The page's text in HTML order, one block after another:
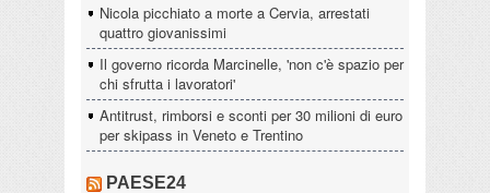
Nicola picchiato a morte a Cervia, arrestati
quattro giovanissimi
Il governo ricorda Marcinelle, 'non c'è spazio per
chi sfrutta i lavoratori'
Antitrust, rimborsi e sconti per 30 milioni di euro
per skipass in Veneto e Trentino
PAESE24